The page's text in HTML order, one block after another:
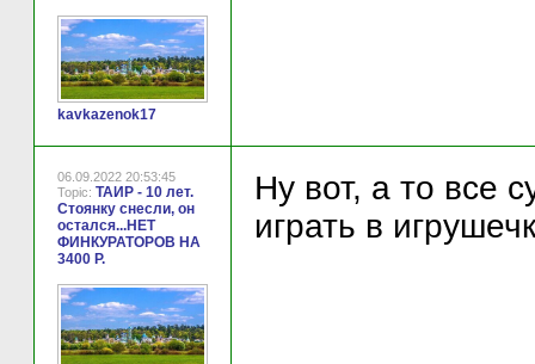
kavkazenok17
06.09.2022 20:53:45
Topic: ТАИР - 10 лет.
Стоянку снесли, он
остался...НЕТ
ФИНКУРАТОРОВ НА
3400 Р.
Ну вот, а то все
играть в